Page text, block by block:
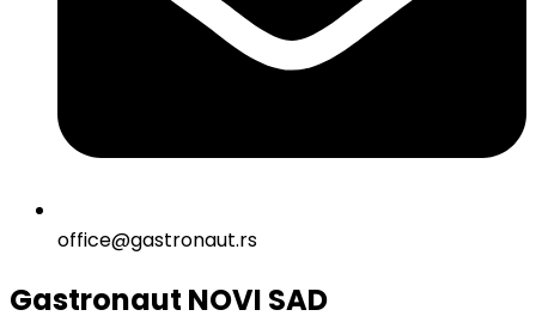
office@gastronaut.rs
Gastronaut NOVI SAD